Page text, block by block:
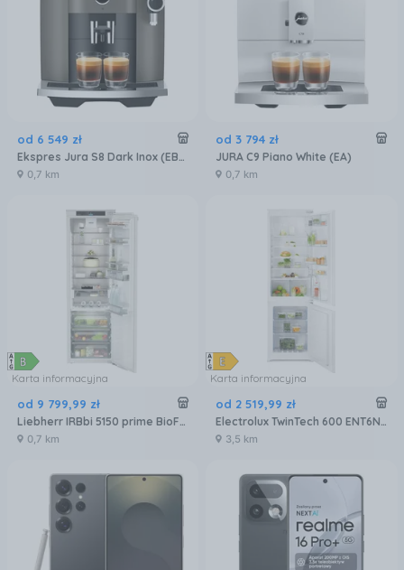
od 6 549 zł
Ekspres Jura S8 Dark Inox (EB) 15480
0,7 km
od 3 794 zł
JURA C9 Piano White (EA)
0,7 km
Karta informacyjna
od 9 799,99 zł
Liebherr IRBbi 5150 prime BioFresh
0,7 km
Karta informacyjna
od 2 519,99 zł
Electrolux TwinTech 600 ENT6NE18S
3,5 km